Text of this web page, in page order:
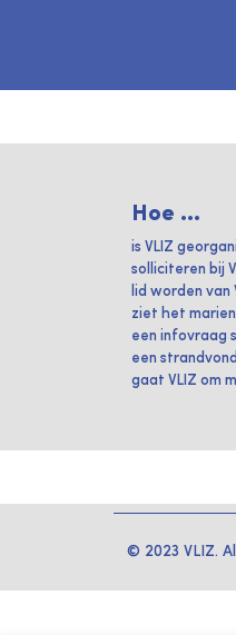
Hoe ...
is VLIZ
solliciteren bij
lid worden van
ziet het
een infovraag
een
gaat VLIZ om
© 2023 VLIZ.